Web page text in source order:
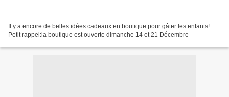
Il y a encore de belles idées cadeaux en boutique pour gâter les enfants!
Petit rappel:la boutique est ouverte dimanche 14 et 21 Décembre